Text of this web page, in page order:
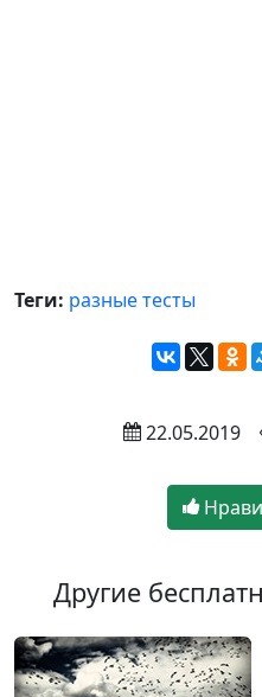
Теги: разные тесты
22.05.2019
Другие